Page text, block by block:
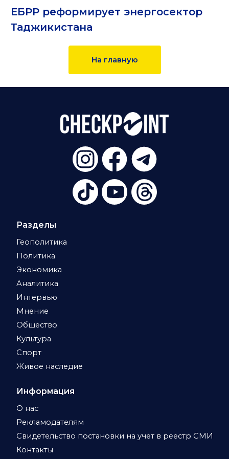
ЕБРР реформирует энергосектор
Таджикистана
На главную
Разделы
Геополитика
Политика
Экономика
Аналитика
Интервью
Мнение
Общество
Культура
Спорт
Живое наследие
Информация
О нас
Рекламодателям
Свидетельство постановки на учет в реестр СМИ
Контакты